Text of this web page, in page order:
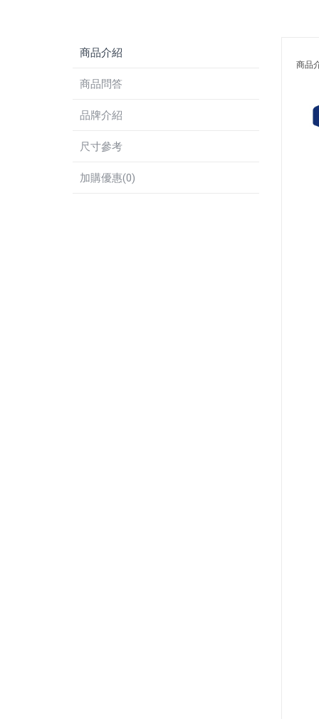
商品介紹
商品問答
品牌介紹
尺寸參考
加購優惠(0)
商品